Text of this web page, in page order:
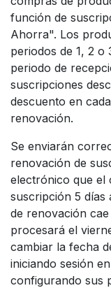
función de
Ahorra". Los
periodos de 1, 2 o
periodo de
suscripciones
descuento en
renovación.
Se enviarán
renovación de
electrónico que el
suscripción 5 días
de renovación
procesará el
cambiar la fecha
iniciando sesión
configurando sus